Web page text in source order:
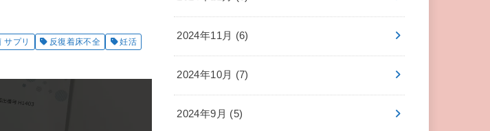
サプリ 反復着床不全
妊活
2024年11月 (6)
2024年10月 (7)
2024年9月 (5)